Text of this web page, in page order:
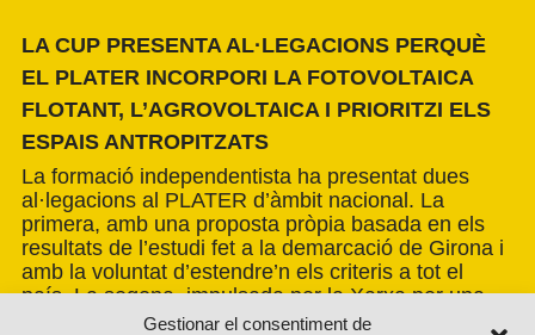
Gestionar el consentiment de
LA CUP PRESENTA AL·LEGACIONS PERQUÈ
EL PLATER INCORPORI LA FOTOVOLTAICA
FLOTANT, L’AGROVOLTAICA I PRIORITZI ELS
ESPAIS ANTROPITZATS
La formació independentista ha presentat dues
al·legacions al PLATER d’àmbit nacional. La
primera, amb una proposta pròpia basada en els
resultats de l’estudi fet a la demarcació de Girona i
amb la voluntat d’estendre’n els criteris a tot el
país. La segona, impulsada per la Xarxa per una
Transició Energètica Justa, de caràcter més global.